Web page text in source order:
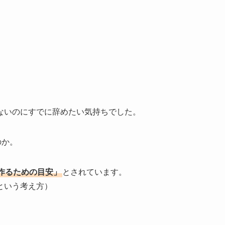
のにすでに辞めたい気持ちでした。
。
るための目安」 とされています。
う考え方）